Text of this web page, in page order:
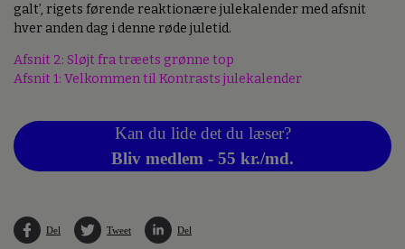
galt’, rigets førende reaktionære julekalender med afsnit
hver anden dag i denne røde juletid.
Afsnit 2: Sløjt fra træets grønne top
Afsnit 1: Velkommen til Kontrasts julekalender
Kan du lide det du læser?
Bliv medlem - 55 kr./md.
Del Tweet Del